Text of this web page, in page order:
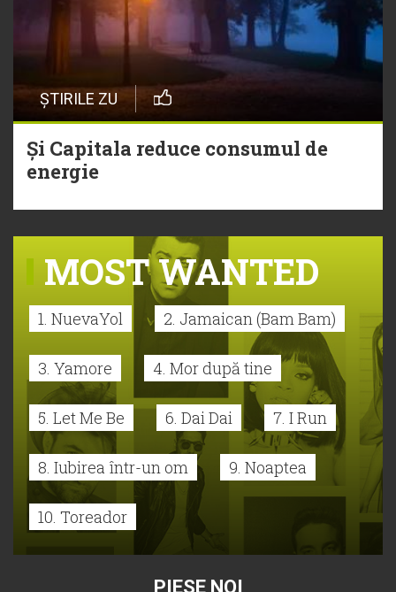
ȘTIRILE ZU
Și Capitala reduce consumul de
energie
MOST WANTED
1. NuevaYol 2. Jamaican (Bam Bam)
3. Yamore 4. Mor după tine
5. Let Me Be 6. Dai Dai 7. I Run
8. Iubirea într-un om 9. Noaptea
10. Toreador
PIESE NOI